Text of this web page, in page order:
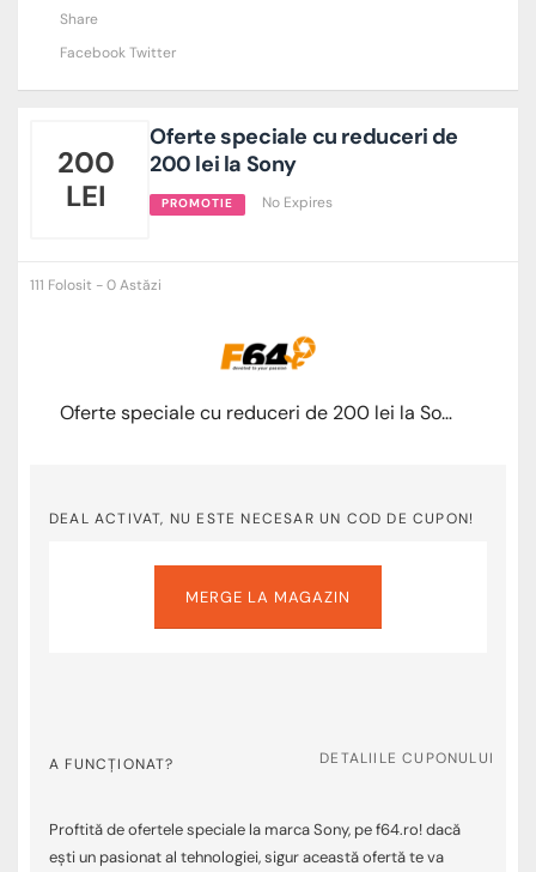
Share
FacebookTwitter
200
LEI
Oferte speciale cu reduceri de
200 lei la Sony
PROMOTIE No Expires
111 Folosit - 0 Astăzi
Oferte speciale cu reduceri de 200 lei la Sony
DEAL ACTIVAT, NU ESTE NECESAR UN COD DE CUPON!
MERGE LA MAGAZIN
A FUNCȚIONAT? DETALIILE CUPONULUI
Proftită de ofertele speciale la marca Sony, pe f64.ro! dacă
ești un pasionat al tehnologiei, sigur această ofertă te va